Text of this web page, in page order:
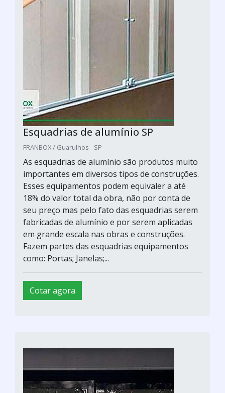
Esquadrias de alumínio SP
FRANBOX / Guarulhos - SP
As esquadrias de alumínio são produtos muito
importantes em diversos tipos de construções.
Esses equipamentos podem equivaler a até
18% do valor total da obra, não por conta de
seu preço mas pelo fato das esquadrias serem
fabricadas de alumínio e por serem aplicadas
em grande escala nas obras e construções.
Fazem partes das esquadrias equipamentos
como: Portas; Janelas;...
Cotar agora